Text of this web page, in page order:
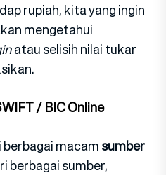
rupiah, kita yang ingin
mengetahui
atau selisih nilai tukar
/ BIC Online
macamsumber
berbagai sumber,